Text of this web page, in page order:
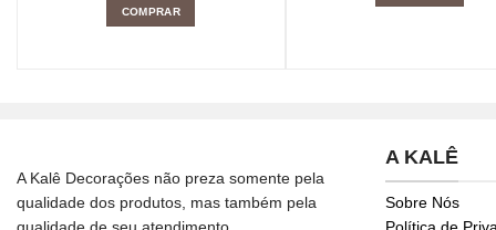
COMPRAR
A Kalê Decorações não preza somente pela
qualidade dos produtos, mas também pela
qualidade de seu atendimento.
A KALÊ
Sobre Nós